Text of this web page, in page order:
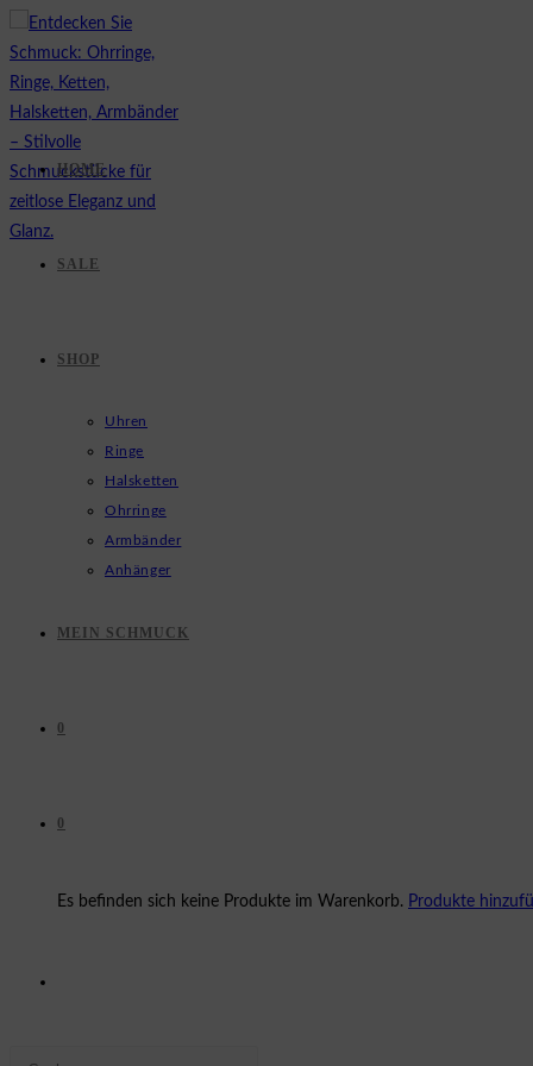
Zum
Inhalt
springen
HOME
SALE
SHOP
Uhren
Ringe
Halsketten
Ohrringe
Armbänder
Anhänger
MEIN SCHMUCK
0
0
Es befinden sich keine Produkte im Warenkorb. Produkte